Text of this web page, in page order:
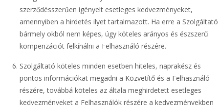
szerződésszerűen igényelt esetleges kedvezményeket,
amennyiben a hirdetés ilyet tartalmazott. Ha erre a Szolgáltató
bármely okból nem képes, úgy köteles arányos és észszerű
kompenzációt felkínálni a Felhasználó részére.
Szolgáltató köteles minden esetben hiteles, naprakész és
pontos információkat megadni a Közvetítő és a Felhasználó
részére, továbbá köteles az általa meghirdetett esetleges
kedvezményeket a Felhasználók részére a kedvezményekben